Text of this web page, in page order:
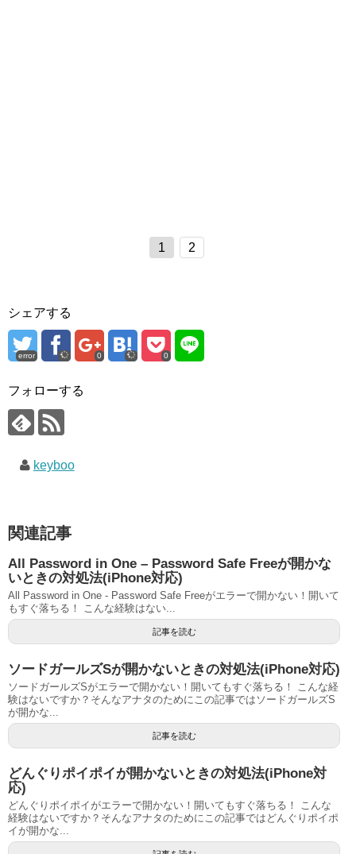
1 2
シェアする
error 0 0
フォローする
keyboo
関連記事
All Password in One – Password Safe Freeが開かな
いときの対処法(iPhone対応)
All Password in One - Password Safe Freeがエラーで開かない！開いて
もすぐ落ちる！ こんな経験はない...
記事を読む
ソードガールズSが開かないときの対処法(iPhone対応)
ソードガールズSがエラーで開かない！開いてもすぐ落ちる！ こんな経
験はないですか？そんなアナタのためにこの記事ではソードガールズS
が開かな...
記事を読む
どんぐりポイポイが開かないときの対処法(iPhone対
応)
どんぐりポイポイがエラーで開かない！開いてもすぐ落ちる！ こんな
経験はないですか？そんなアナタのためにこの記事ではどんぐりポイポ
イが開かな...